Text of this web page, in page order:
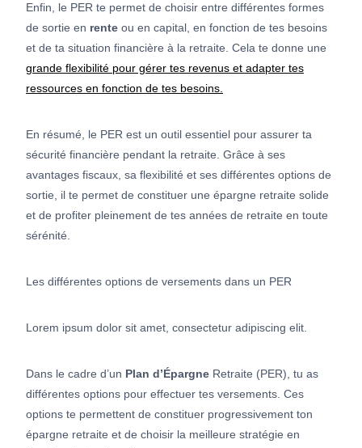
Enfin, le PER te permet de choisir entre différentes formes
de sortie en rente ou en capital, en fonction de tes besoins
et de ta situation financière à la retraite. Cela te donne une
grande flexibilité pour gérer tes revenus et adapter tes
ressources en fonction de tes besoins.
En résumé, le PER est un outil essentiel pour assurer ta
sécurité financière pendant la retraite. Grâce à ses
avantages fiscaux, sa flexibilité et ses différentes options de
sortie, il te permet de constituer une épargne retraite solide
et de profiter pleinement de tes années de retraite en toute
sérénité.
Les différentes options de versements dans un PER
Lorem ipsum dolor sit amet, consectetur adipiscing elit.
Dans le cadre d’un Plan d’Épargne Retraite (PER), tu as
différentes options pour effectuer tes versements. Ces
options te permettent de constituer progressivement ton
épargne retraite et de choisir la meilleure stratégie en